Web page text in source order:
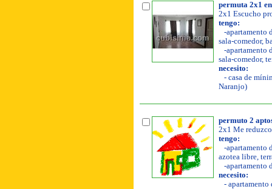
permuta 2x1
2x1 Escucho
tengo:
-apartamento
sala-comedor,
-apartamento
sala-comedor,
necesito:
- casa de
Naranjo)
permuto 2
2x1 Me
tengo:
-apartamento
azotea libre,
-apartamento
necesito:
- apartamento